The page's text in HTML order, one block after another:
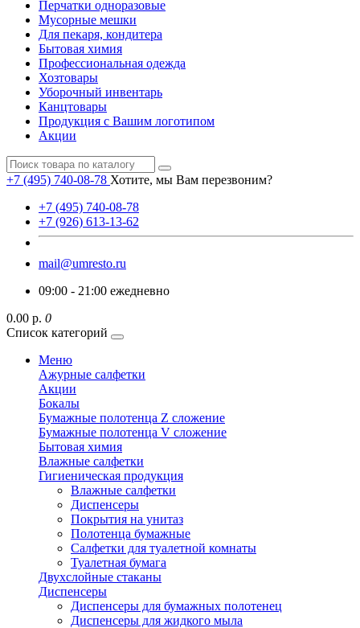
Перчатки одноразовые
Мусорные мешки
Для пекаря, кондитера
Бытовая химия
Профессиональная одежда
Хозтовары
Уборочный инвентарь
Канцтовары
Продукция с Вашим логотипом
Акции
+7 (495) 740-08-78 Хотите, мы Вам перезвоним?
+7 (495) 740-08-78
+7 (926) 613-13-62
mail@umresto.ru
09:00 - 21:00 ежедневно
0.00 р. 0
Список категорий
Меню
Ажурные салфетки
Акции
Бокалы
Бумажные полотенца Z сложение
Бумажные полотенца V сложение
Бытовая химия
Влажные салфетки
Гигиеническая продукция
Влажные салфетки
Диспенсеры
Покрытия на унитаз
Полотенца бумажные
Салфетки для туалетной комнаты
Туалетная бумага
Двухслойные стаканы
Диспенсеры
Диспенсеры для бумажных полотенец
Диспенсеры для жидкого мыла